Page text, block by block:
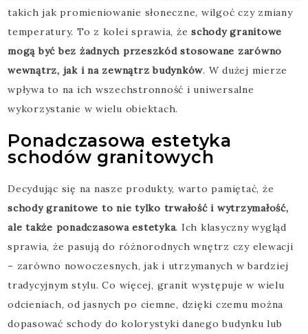
takich jak promieniowanie słoneczne, wilgoć czy zmiany
temperatury. To z kolei sprawia, żeschody granitowe
mogą być bez żadnych przeszkód stosowane zarówno
wewnątrz, jak i na zewnątrz budynków. W dużej mierze
wpływa to na ich wszechstronność i uniwersalne
wykorzystanie w wielu obiektach.
Ponadczasowa estetyka
schodów granitowych
Decydując się na nasze produkty, warto pamiętać, że
schody granitowe to nie tylko trwałość i wytrzymałość,
ale także ponadczasowa estetyka. Ich klasyczny wygląd
sprawia, że pasują do różnorodnych wnętrz czy elewacji
– zarówno nowoczesnych, jak i utrzymanych w bardziej
tradycyjnym stylu. Co więcej, granit występuje w wielu
odcieniach, od jasnych po ciemne, dzięki czemu można
dopasować schody do kolorystyki danego budynku lub